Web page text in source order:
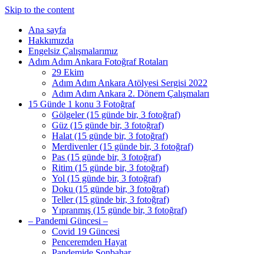
Skip to the content
Ana sayfa
Hakkımızda
Engelsiz Çalışmalarımız
Adım Adım Ankara Fotoğraf Rotaları
29 Ekim
Adım Adım Ankara Atölyesi Sergisi 2022
Adım Adım Ankara 2. Dönem Çalışmaları
15 Günde 1 konu 3 Fotoğraf
Gölgeler (15 günde bir, 3 fotoğraf)
Güz (15 günde bir, 3 fotoğraf)
Halat (15 günde bir, 3 fotoğraf)
Merdivenler (15 günde bir, 3 fotoğraf)
Pas (15 günde bir, 3 fotoğraf)
Ritim (15 günde bir, 3 fotoğraf)
Yol (15 günde bir, 3 fotoğraf)
Doku (15 günde bir, 3 fotoğraf)
Teller (15 günde bir, 3 fotoğraf)
Yıpranmış (15 günde bir, 3 fotoğraf)
– Pandemi Güncesi –
Covid 19 Güncesi
Penceremden Hayat